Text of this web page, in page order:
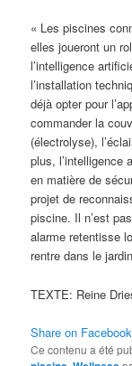
« Les piscines
elles joueront un
l’intelligence
l’installation
déjà opter pour
commander la
(électrolyse),
plus, l’intelligence
en matière de
projet de
piscine. Il n’est
alarme retentisse
rentre dans le
TEXTE: Reine
Share on Facebook
Ce contenu a été